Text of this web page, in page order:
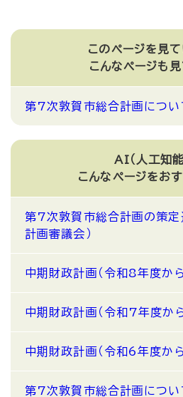
このページを見
こんなページも
第7次敦賀市総合計画につい
AI（人工知能
こんなページをお
第7次敦賀市総合計画の策定
計画審議会）
中期財政計画（令和8年度か
中期財政計画（令和7年度か
中期財政計画（令和6年度か
第7次敦賀市総合計画につい